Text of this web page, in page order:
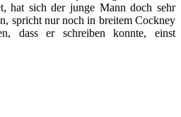
hat sich der junge Mann doch sehr
spricht nur noch in breitem Cockney
dass er schreiben konnte, einst